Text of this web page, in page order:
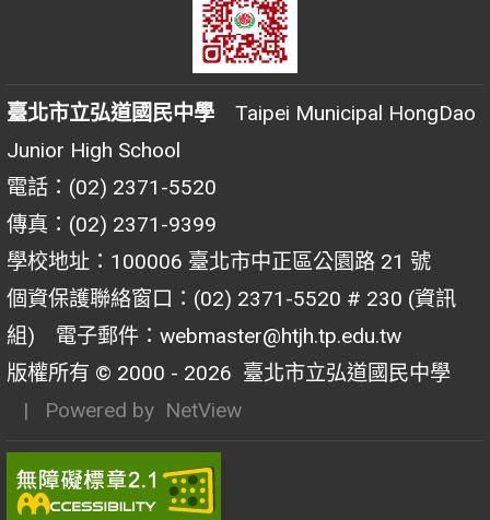
臺北市立弘道國民中學 Taipei Municipal HongDao
Junior High School
電話：(02) 2371-5520
傳真：(02) 2371-9399
學校地址：100006 臺北市中正區公園路 21 號
個資保護聯絡窗口：(02) 2371-5520 # 230 (資訊
組) 電子郵件：webmaster@htjh.tp.edu.tw
版權所有 © 2000 - 2026 臺北市立弘道國民中學
| Powered by NetView